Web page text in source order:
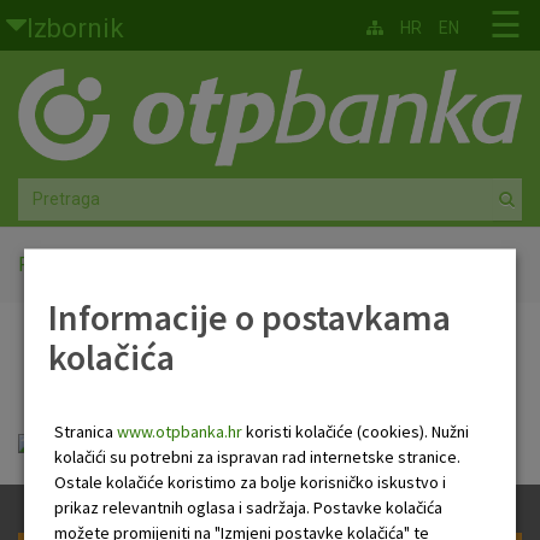
Skoči na glavni sadržaj
Izbornik
Građani
Privatno bankarstvo
Agro
Mala poduzeća i obrtnici
Srednja i velika poduzeća
Faktoring
O nama
☰
HR EN
Početna
OTP tekući račun
otp_tekuci_racun_n.pdf
Informacije o postavkama
kolačića
Stranica www.otpbanka.hrkoristi kolačiće (cookies). Nužni
kolačići su potrebni za ispravan rad internetske stranice.
Ostale kolačiće koristimo za bolje korisničko iskustvo i
prikaz relevantnih oglasa i sadržaja. Postavke kolačića
možete promijeniti na "Izmjeni postavke kolačića" te